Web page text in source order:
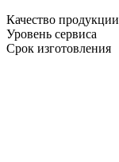
Качество продукции
Уровень сервиса
Срок изготовления